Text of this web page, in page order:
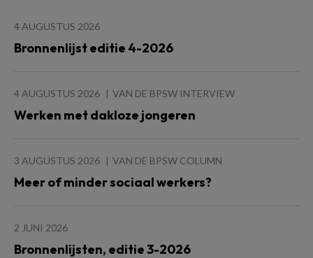
4 AUGUSTUS 2026
Bronnenlijst editie 4-2026
4 AUGUSTUS 2026 VAN DE BPSW INTERVIEW
Werken met dakloze jongeren
3 AUGUSTUS 2026 VAN DE BPSW COLUMN
Meer of minder sociaal werkers?
2 JUNI 2026
Bronnenlijsten, editie 3-2026